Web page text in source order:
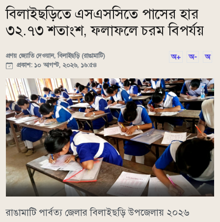
বিলাইছড়িতে এসএসসিতে পাসের হার
৩২.৭৩ শতাংশ, ফলাফলে চরম বিপর্যয়
প্রণয় জ্যোতি দেওয়ান, বিলাইছড়ি (রাঙামাটি)
প্রকাশ: ১০ আগস্ট, ২০২৬, ১৬:৫৪
অ+ অ- অ
রাঙামাটি পার্বত্য জেলার বিলাইছড়ি উপজেলায় ২০২৬